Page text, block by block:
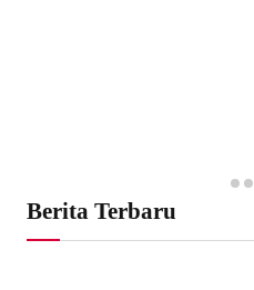
Berita Terbaru